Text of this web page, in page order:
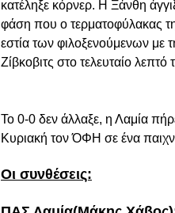
κατέληξε κόρνερ. Η Ξάνθη
φάση που ο τερματοφύλακας
εστία των φιλοξενούμενων με
Ζίβκοβιτς στο τελευταίο
Το 0-0 δεν άλλαξε, η Λαμία
Κυριακή τον ΌΦΗ σε ένα
Οι συνθέσεις: